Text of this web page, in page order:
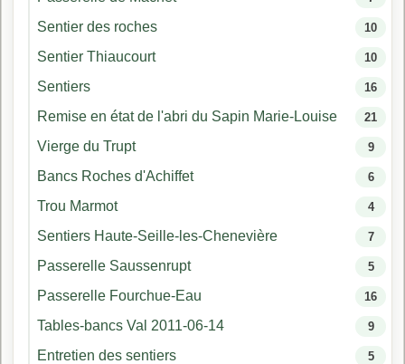
Sentier des roches 10
Sentier Thiaucourt 10
Sentiers 16
Remise en état de l'abri du Sapin Marie-Louise 21
Vierge du Trupt 9
Bancs Roches d'Achiffet 6
Trou Marmot 4
Sentiers Haute-Seille-les-Chenevière 7
Passerelle Saussenrupt 5
Passerelle Fourchue-Eau 16
Tables-bancs Val 2011-06-14 9
Entretien des sentiers 5